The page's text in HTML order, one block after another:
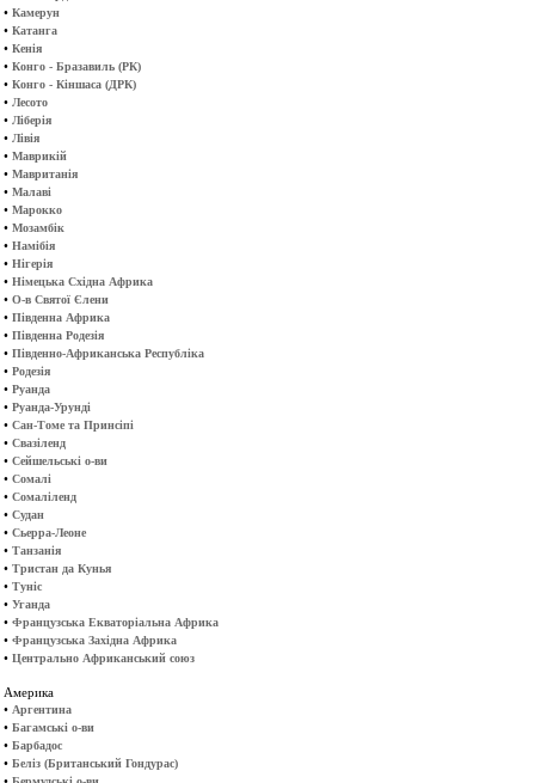
• Камерун
• Катанга
• Кенія
• Конго - Бразавиль (РК)
• Конго - Кіншаса (ДРК)
• Лесото
• Ліберія
• Лівія
• Маврикій
• Мавританія
• Малаві
• Марокко
• Мозамбік
• Намібія
• Нігерія
• Німецька Східна Африка
• О-в Святої Єлени
• Південна Африка
• Південна Родезія
• Південно-Африканська Республіка
• Родезія
• Руанда
• Руанда-Урунді
• Сан-Томе та Принсіпі
• Свазіленд
• Сейшельські о-ви
• Сомалі
• Сомаліленд
• Судан
• Сьерра-Леоне
• Танзанія
• Тристан да Кунья
• Туніс
• Уганда
• Французська Екваторіальна Африка
• Французська Західна Африка
• Центрально Африканський союз
Америка
• Аргентина
• Багамські о-ви
• Барбадос
• Беліз (Британський Гондурас)